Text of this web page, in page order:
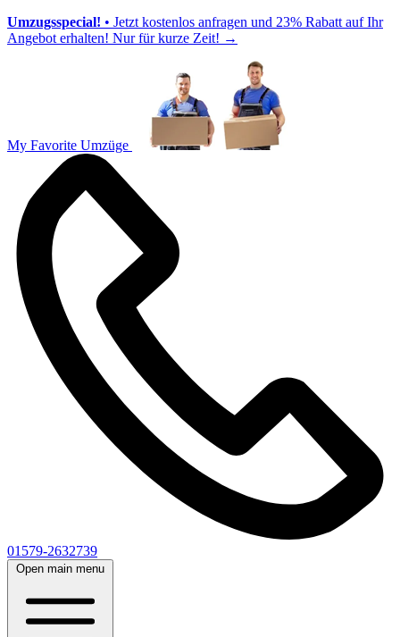
Umzugsspecial! • Jetzt kostenlos anfragen und 23% Rabatt auf Ihr
Angebot erhalten! Nur für kurze Zeit! →
My Favorite Umzüge
01579-2632739
Open main menu